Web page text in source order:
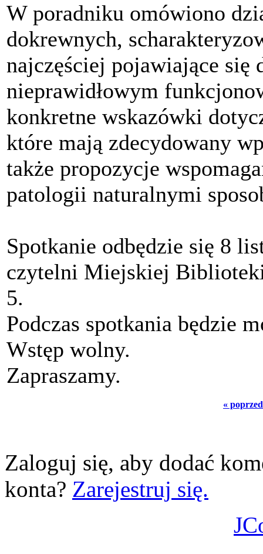
W poradniku omówiono
dokrewnych,
najczęściej pojawiające się
nieprawidłowym
konkretne wskazówki
które mają zdecydowany
także propozycje
patologii naturalnymi
Spotkanie odbędzie się 8
czytelni Miejskiej
5.
Podczas spotkania będzie
Wstęp wolny.
Zapraszamy.
«
Zaloguj się, aby dodać
konta? Zarejestruj się.